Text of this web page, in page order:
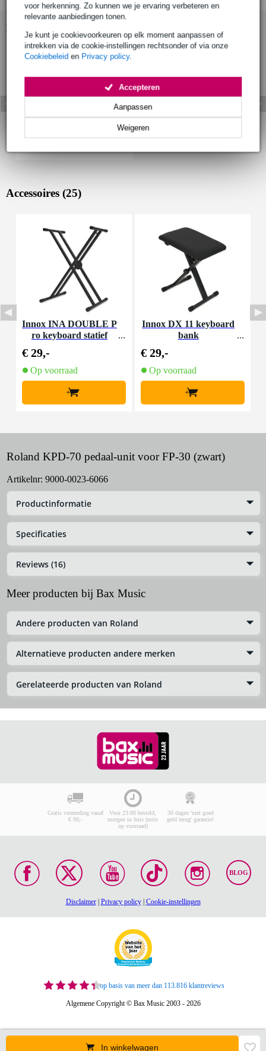
voor herkenning. Zo kunnen we je ervaring verbeteren en
relevante aanbiedingen tonen.
Je kunt je cookievoorkeuren op elk moment aanpassen of
intrekken via de cookie-instellingen rechtsonder of via onze
Cookiebeleid en Privacy policy.
Weigeren
Aanpassen
Accepteren
Bekijk ook eens (1)
Accessoires (25)
Innox INA DOUBLE P
ro keyboard statief
€ 29,-
Op voorraad
+
Innox DX 11 keyboard
bank
€ 29,-
Op voorraad
+
Roland KPD-70 pedaal-unit voor FP-30 (zwart)
Artikelnr: 9000-0023-6066
Productinformatie
Specificaties
Reviews (16)
Meer producten bij Bax Music
Andere producten van Roland
Alternatieve producten andere merken
Gerelateerde producten van Roland
In winkelwagen
Gratis verzending vanaf
€ 99,-
Voor 23:00 besteld,
morgen in huis (mits
op voorraad)
30 dagen 'niet goed
geld terug' garantie!
BLOG
Disclaimer| Privacy policy| Cookie-instellingen
op basis van meer dan 113.816 klantreviews
Algemene Copyright © Bax Music 2003 - 2026